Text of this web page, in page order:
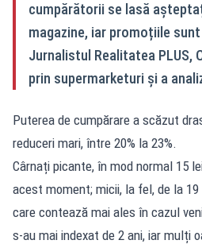
cumpărătorii se lasă
magazine, iar promoțiile
Jurnalistul Realitatea PLUS,
prin supermarketuri și a
Puterea de cumpărare a scăzut
reduceri mari, între 20% la 23%.
Cârnați picante, în mod normal 15
acest moment; micii, la fel, de la
care contează mai ales în cazul
s‑au mai indexat de 2 ani, iar mulți